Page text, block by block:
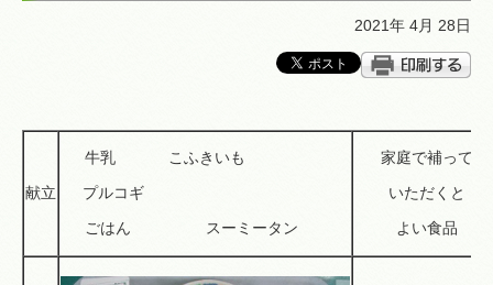
2021年 4月 28日
献立
牛乳 こふきいも
プルコギ
ごはん スーミータン
家庭で補って
いただくと
よい食品